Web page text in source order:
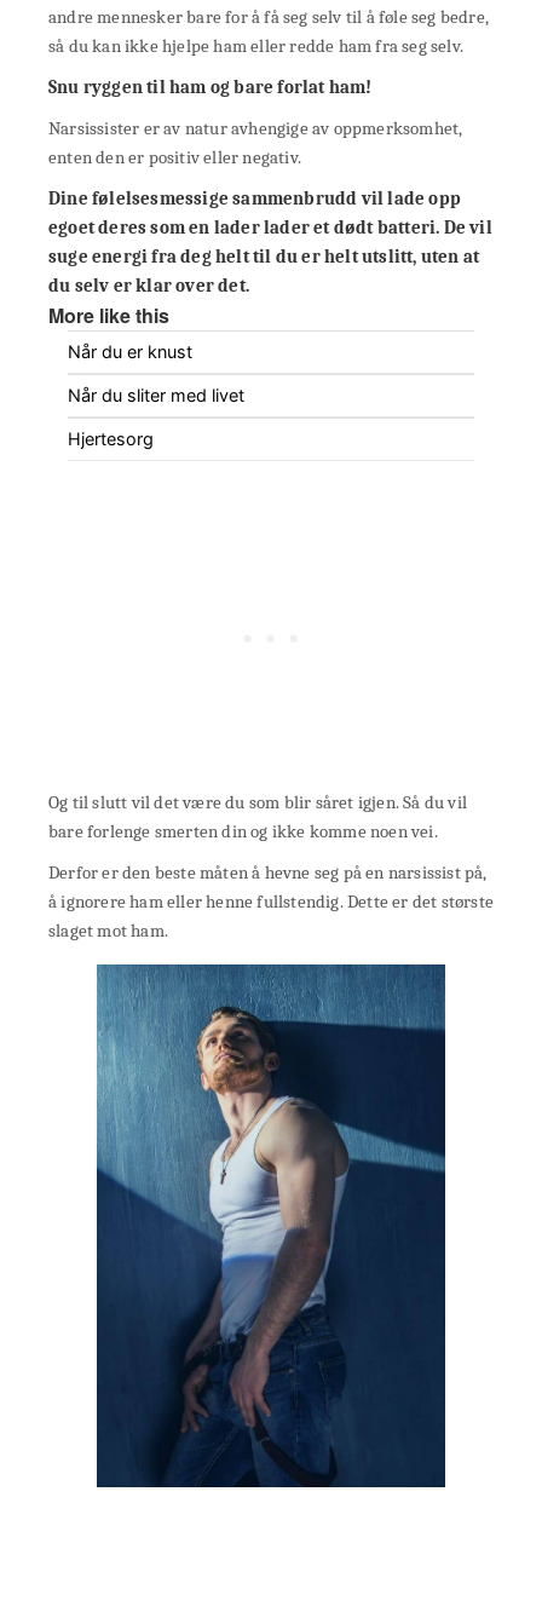
andre mennesker bare for å få seg selv til å føle seg bedre,
så du kan ikke hjelpe ham eller redde ham fra seg selv.
Snu ryggen til ham og bare forlat ham!
Narsissister er av natur avhengige av oppmerksomhet,
enten den er positiv eller negativ.
Dine følelsesmessige sammenbrudd vil lade opp
egoet deres som en lader lader et dødt batteri. De vil
suge energi fra deg helt til du er helt utslitt, uten at
du selv er klar over det.
More like this
Når du er knust
Når du sliter med livet
Hjertesorg
Og til slutt vil det være du som blir såret igjen. Så du vil
bare forlenge smerten din og ikke komme noen vei.
Derfor er den beste måten å hevne seg på en narsissist på,
å ignorere ham eller henne fullstendig. Dette er det største
slaget mot ham.